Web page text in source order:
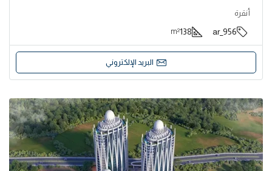
أنقرة
956_ar
138
m²
البريد الإلكتروني